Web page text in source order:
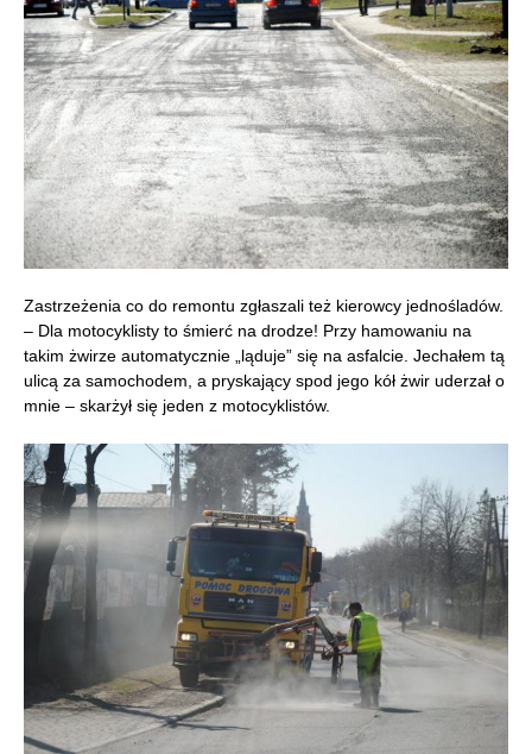
Zastrzeżenia co do remontu zgłaszali też kierowcy jednośladów.
– Dla motocyklisty to śmierć na drodze! Przy hamowaniu na
takim żwirze automatycznie „ląduje” się na asfalcie. Jechałem tą
ulicą za samochodem, a pryskający spod jego kół żwir uderzał o
mnie – skarżył się jeden z motocyklistów.